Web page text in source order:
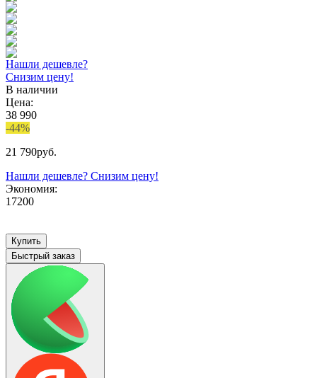
Нашли дешевле?
Снизим цену!
В наличии
Цена:
38 990
-44%
21 790руб.
Нашли дешевле? Снизим цену!
Экономия:
17200
Купить
Быстрый заказ